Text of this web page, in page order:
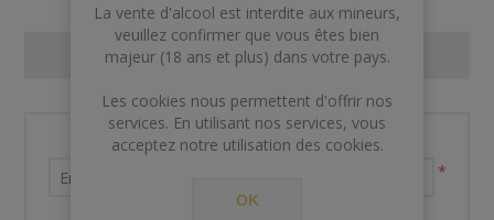
CONTACT US
Nom et prénom
*
La vente d'alcool est interdite aux mineurs,
veuillez confirmer que vous êtes bien
majeur (18 ans et plus) dans votre pays.
Les cookies nous permettent d'offrir nos
services. En utilisant nos services, vous
acceptez notre utilisation des cookies.
OK